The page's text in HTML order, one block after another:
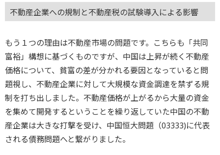
不動産企業への規制と不動産税の試験導入による影響
もう１つの理由は不動産市場の問題です。こちらも「共同
富裕」構想に基づくものですが、中国は上昇が続く不動産
価格について、貧富の差が分かれる要因となっていると問
題視し、不動産企業に対して大規模な資金調達を禁ずる規
制を打ち出しました。不動産価格が上がるから大量の資金
を集めて開発するということを繰り返していた中国の不動
産企業は大きな打撃を受け、中国恒大問題（03333)に代表
される債務問題へと繋がりました。